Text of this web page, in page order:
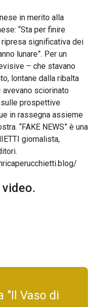
in merito alla
“Sta per finire
ripresa significativa dei
lunare”. Per un
– che stavano
lontane dalla ribalta
sciorinato
prospettive
in rassegna assieme
“FAKE NEWS” è una
giornalista,
"Il Vaso di